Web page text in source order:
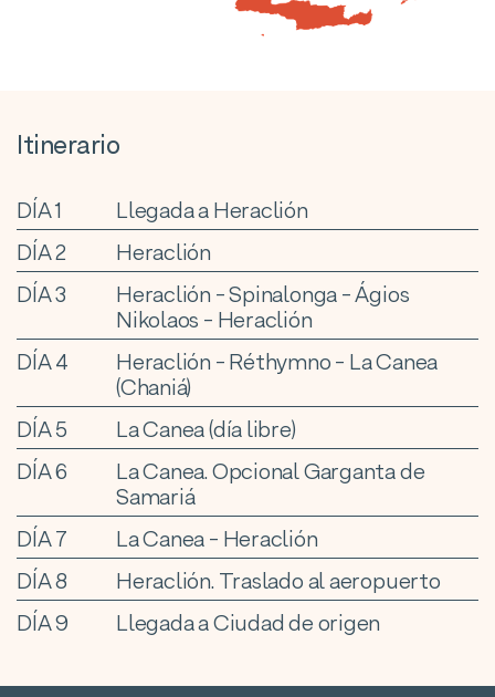
Itinerario
DÍA 1
Llegada a Heraclión
DÍA 2
Heraclión
DÍA 3
Heraclión - Spinalonga - Ágios
Nikolaos - Heraclión
DÍA 4
Heraclión - Réthymno - La Canea
(Chaniá)
DÍA 5
La Canea (día libre)
DÍA 6
La Canea. Opcional Garganta de
Samariá
DÍA 7
La Canea - Heraclión
DÍA 8
Heraclión. Traslado al aeropuerto
DÍA 9
Llegada a Ciudad de origen